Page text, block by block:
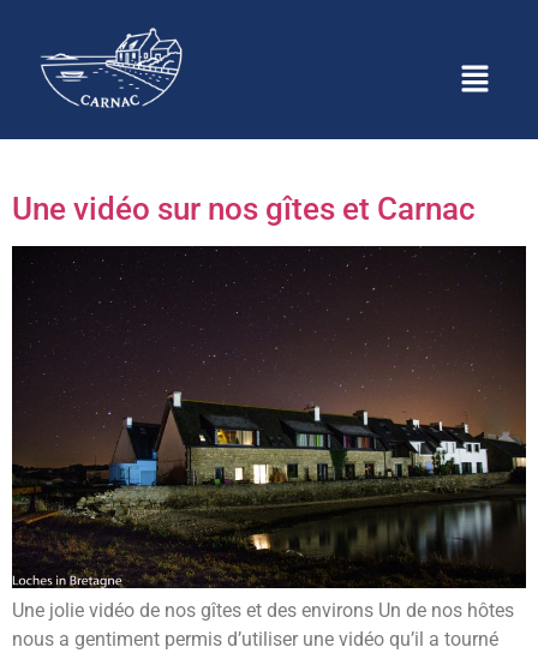
Étiquette :
Vidéo gîtes
bord de mer Morbihan
Une vidéo sur nos gîtes et Carnac
Une jolie vidéo de nos gîtes et des environs Un de nos hôtes
nous a gentiment permis d’utiliser une vidéo qu’il a tourné